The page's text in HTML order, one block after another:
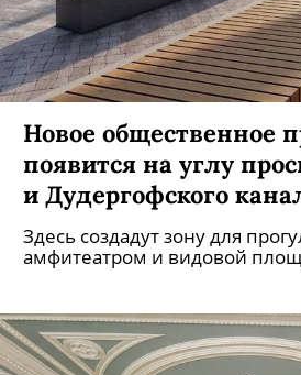
Новое общественное
появится на углу
и Дудергофского
Здесь создадут зону для
амфитеатром и видовой